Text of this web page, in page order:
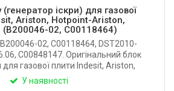
іскри) для газової
Ariston, Hotpoint-Ariston,
(B200046-02, C00118464)
B200046-02, C00118464, DST2010-
C00848147. Оригінальний блок
газової плити Indesit, Ariston,
Whirlpool. Виробник: Італія.
У наявності